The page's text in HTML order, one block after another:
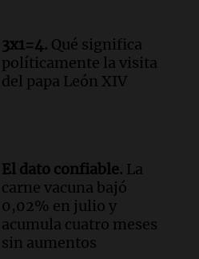
3x1=4. Qué significa
políticamente la visita
del papa León XIV
El dato confiable. La
carne vacuna bajó
0,02% en julio y
acumula cuatro meses
sin aumentos